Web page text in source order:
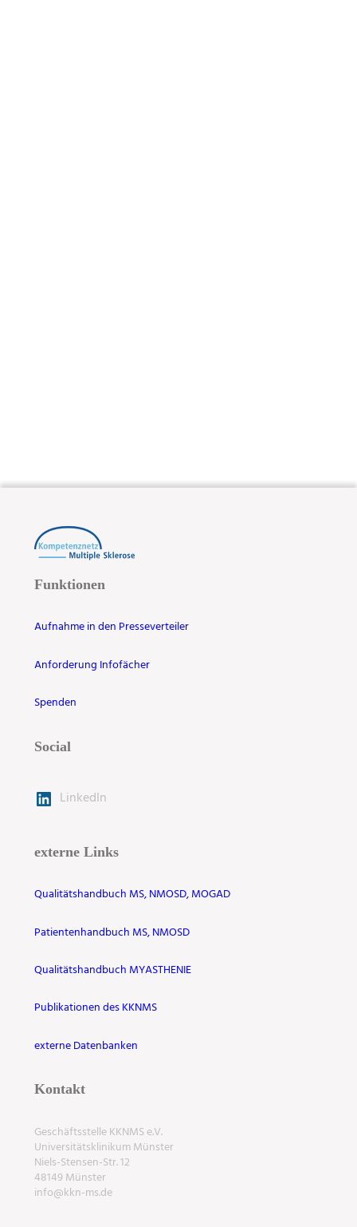
Funktionen
Aufnahme in den Presseverteiler
Anforderung Infofächer
Spenden
Social
LinkedIn
externe Links
Qualitätshandbuch MS, NMOSD, MOGAD
Patientenhandbuch MS, NMOSD
Qualitätshandbuch MYASTHENIE
Publikationen des KKNMS
externe Datenbanken
Kontakt
Geschäftsstelle KKNMS e.V.
Universitätsklinikum Münster
Niels-Stensen-Str. 12
48149 Münster
info@kkn-ms.de